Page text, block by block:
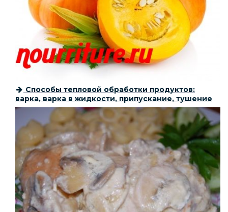
Способы тепловой обработки продуктов:
варка, варка в жидкости, припускание, тушение